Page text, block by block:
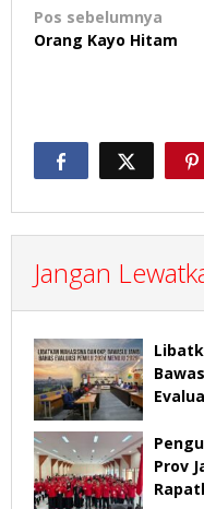
Navigasi
pos
Pos sebelumnya
Orang Kayo Hitam
Jangan
Prov